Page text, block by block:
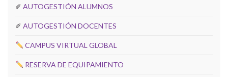
✐ AUTOGESTIÓN ALUMNOS
✐ AUTOGESTIÓN DOCENTES
CAMPUS VIRTUAL GLOBAL
RESERVA DE EQUIPAMIENTO